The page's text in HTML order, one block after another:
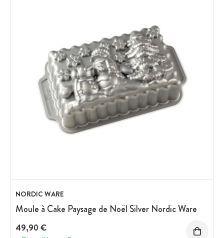
NORDIC WARE
Moule à Cake Paysage de Noël Silver Nordic Ware
49,90 €